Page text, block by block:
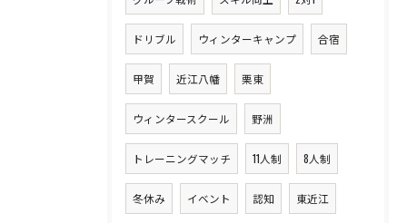
ドリブル ウィンターキャンプ 合宿
甲賀 近江八幡 栗東
ウィンタースクール 野洲
トレーニングマッチ 11人制 8人制
冬休み イベント 認知 東近江